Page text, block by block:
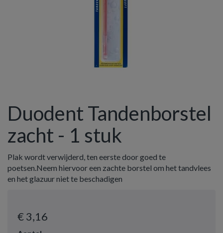
Duodent Tandenborstel
zacht - 1 stuk
Plak wordt verwijderd, ten eerste door goed te
poetsen.Neem hiervoor een zachte borstel om het tandvlees
en het glazuur niet te beschadigen
€ 3,16